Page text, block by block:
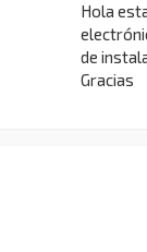
Hola
de
Gracias